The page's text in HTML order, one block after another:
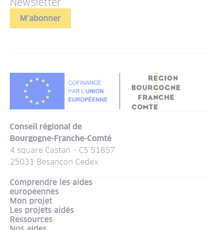
M'abonner
Conseil régional de
Bourgogne-Franche-Comté
4 square Castan - CS 51857
25031 Besançon Cedex
Comprendre les aides
européennes
Mon projet
Les projets aidés
Ressources